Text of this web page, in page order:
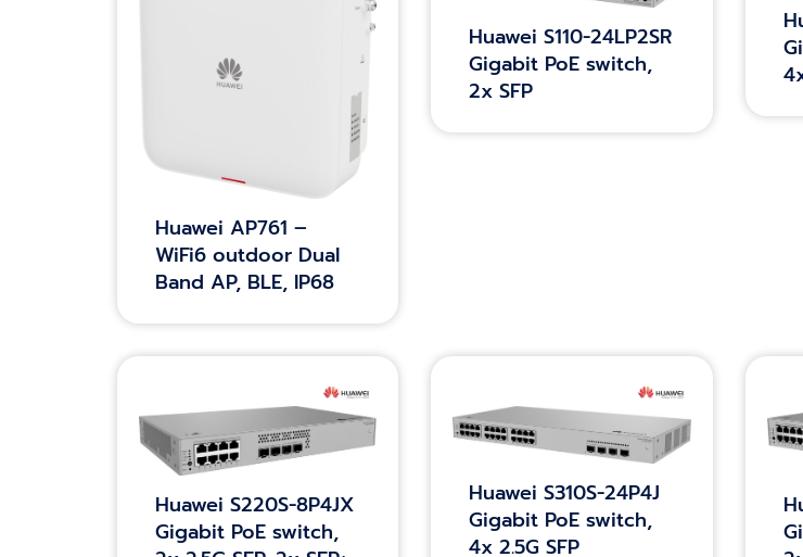
Huawei AP761 –
WiFi6 outdoor Dual
Band AP, BLE, IP68
Huawei S110-24LP2SR
Gigabit PoE switch,
2x SFP
Huawei S220S-8P4JX
Gigabit PoE switch,
Huawei S310S-24P4J
Gigabit PoE switch,
4x 2.5G SFP